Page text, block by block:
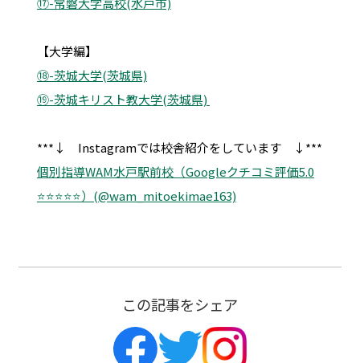
【大学編】
⑱-茨城大学(茨城県)
⑲-茨城キリスト教大学(茨城県)
***↓ Instagramでは校舎紹介をしています ↓***
個別指導WAM水戸駅前校（Googleクチコミ評価5.0
⭐️⭐️⭐️⭐️⭐️）(@wam_mitoekimae163)
この記事をシェア